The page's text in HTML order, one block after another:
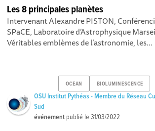
Les 8 principales planètes
Intervenant Alexandre PISTON,
SPaCE, Laboratoire d’Astrophysique
Véritables emblèmes de l’astronomie, les...
OCEAN BIOLUMINESCENCE
OSU Institut Pythéas - Membre du Réseau
Sud
événement publié le31/03/2022